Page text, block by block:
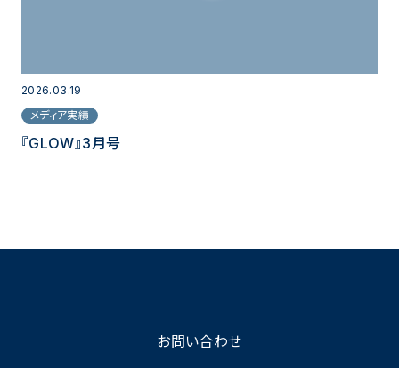
2026.03.19
メディア実績
『GLOW』3月号
お問い合わせ